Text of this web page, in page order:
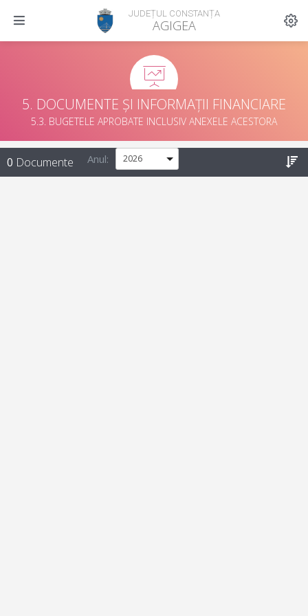
JUDEȚUL CONSTANȚA
AGIGEA
5. DOCUMENTE ȘI INFORMAȚII FINANCIARE
5.3. BUGETELE APROBATE INCLUSIV ANEXELE ACESTORA
0 Documente Anul: